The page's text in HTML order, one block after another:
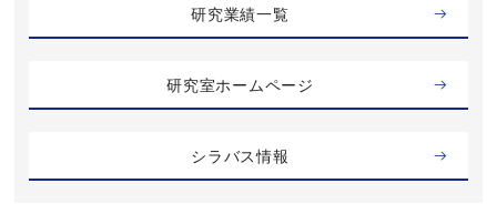
研究業績一覧
研究室ホームページ
シラバス情報